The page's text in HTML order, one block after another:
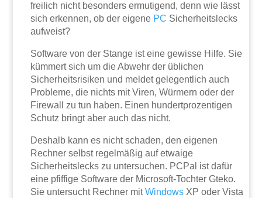
freilich nicht besonders ermutigend, denn wie lässt
sich erkennen, ob der eigene PC Sicherheitslecks
aufweist?
Software von der Stange ist eine gewisse Hilfe. Sie
kümmert sich um die Abwehr der üblichen
Sicherheitsrisiken und meldet gelegentlich auch
Probleme, die nichts mit Viren, Würmern oder der
Firewall zu tun haben. Einen hundertprozentigen
Schutz bringt aber auch das nicht.
Deshalb kann es nicht schaden, den eigenen
Rechner selbst regelmäßig auf etwaige
Sicherheitslecks zu untersuchen. PCPal ist dafür
eine pfiffige Software der Microsoft-Tochter Gteko.
Sie untersucht Rechner mitWindows XP oder Vista